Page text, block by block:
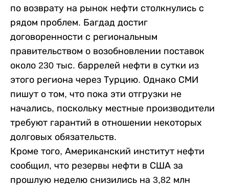
по возврату на рынок нефти столкнулись с
рядом проблем. Багдад достиг
договоренности с региональным
правительством о возобновлении поставок
около 230 тыс. баррелей нефти в сутки из
этого региона через Турцию. Однако СМИ
пишут о том, что пока эти отгрузки не
начались, поскольку местные производители
требуют гарантий в отношении некоторых
долговых обязательств.
Кроме того, Американский институт нефти
сообщил, что резервы нефти в США за
прошлую неделю снизились на 3,82 млн